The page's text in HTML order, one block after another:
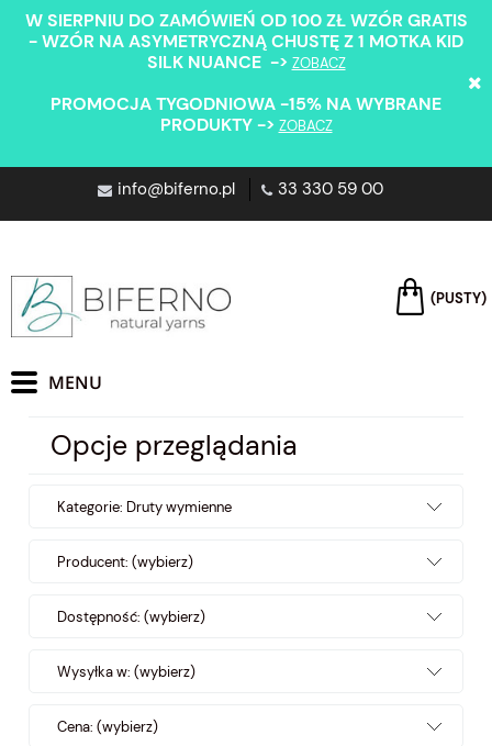
W SIERPNIU DO ZAMÓWIEŃ OD 100 ZŁ WZÓR GRATIS
- WZÓR NA ASYMETRYCZNĄ CHUSTĘ Z 1 MOTKA KID
SILK NUANCE -> ZOBACZ
PROMOCJA TYGODNIOWA -15% NA WYBRANE
PRODUKTY -> ZOBACZ
info@biferno.pl 33 330 59 00
(PUSTY)
Opcje przeglądania
Kategorie: Druty wymienne
Producent: (wybierz)
Dostępność: (wybierz)
Wysyłka w: (wybierz)
Cena: (wybierz)